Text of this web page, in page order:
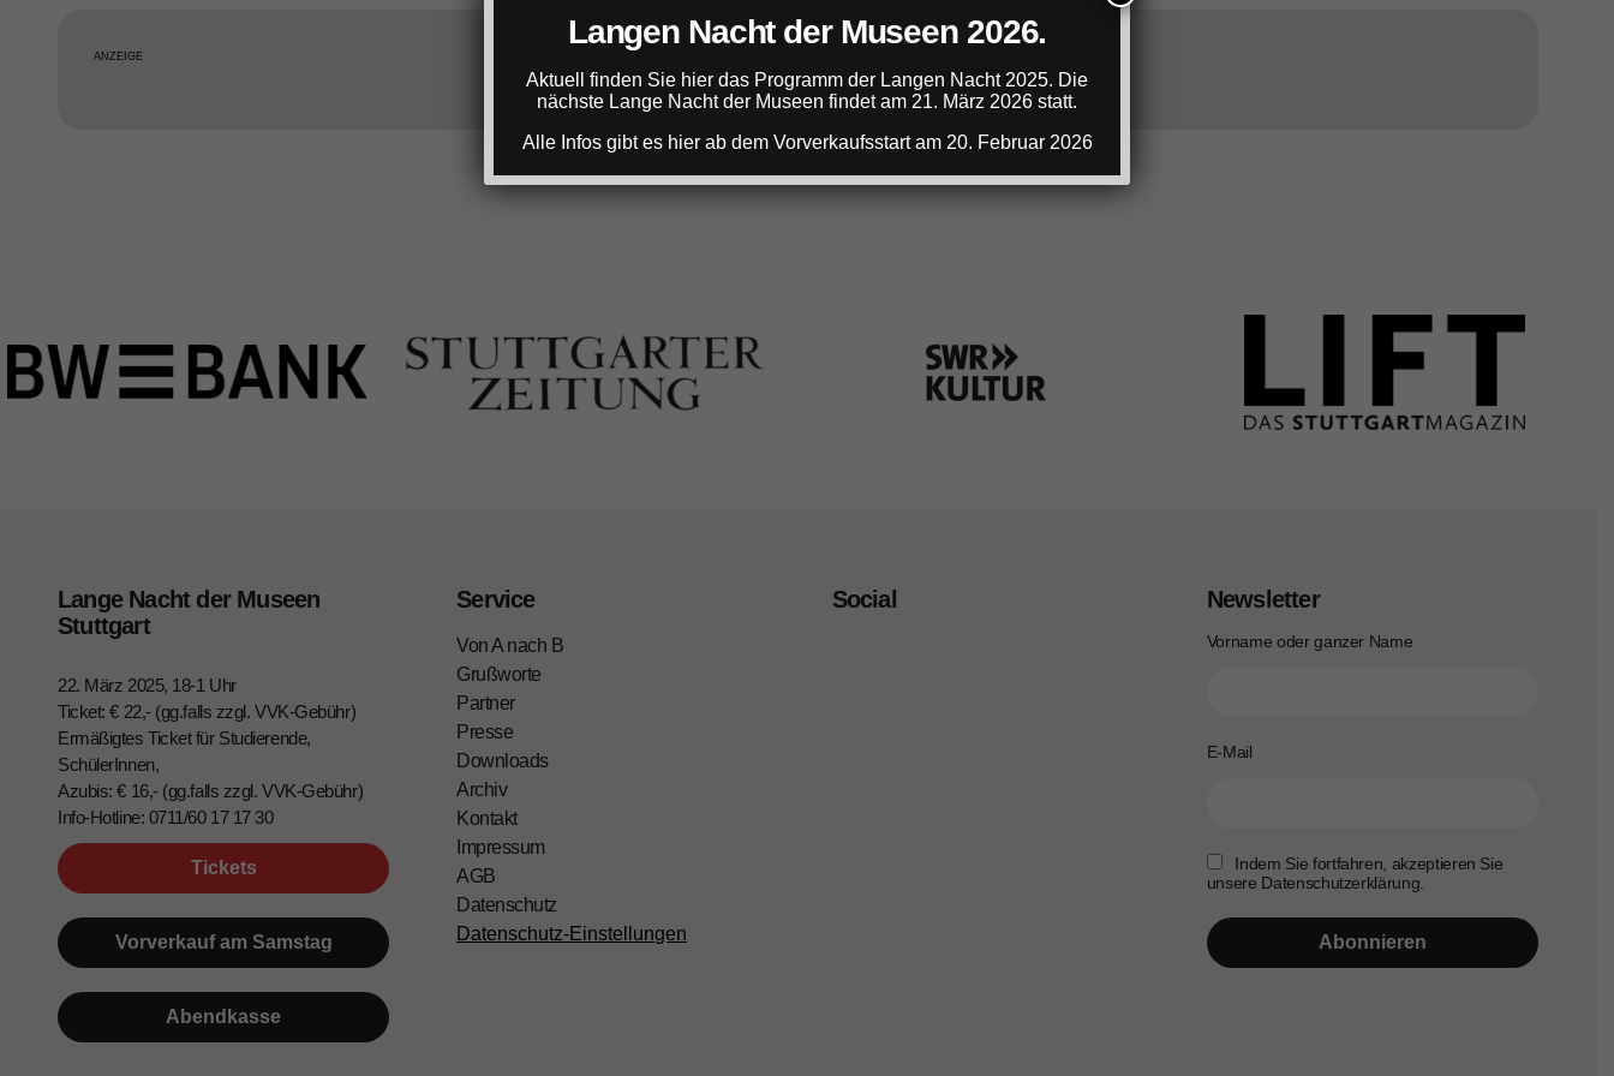
ANZEIGE
Lange Nacht der Museen
Stuttgart
22. März 2025, 18-1 Uhr
Ticket: € 22,- (gg.falls zzgl. VVK-Gebühr)
Ermäßigtes Ticket für Studierende,
SchülerInnen,
Azubis: € 16,- (gg.falls zzgl. VVK-Gebühr)
Info-Hotline: 0711/60 17 17 30
Tickets
Vorverkauf am Samstag
Abendkasse
Service
Von A nach B
Grußworte
Partner
Presse
Downloads
Archiv
Kontakt
Impressum
AGB
Datenschutz
Datenschutz-Einstellungen
Social Newsletter
Vorname oder ganzer Name
E-Mail
Indem Sie fortfahren, akzeptieren Sie
unsere Datenschutzerklärung.
Langen Nacht der Museen 2026.
Aktuell finden Sie hier das Programm der Langen Nacht 2025. Die
nächste Lange Nacht der Museen findet am 21. März 2026 statt.
Alle Infos gibt es hier ab dem Vorverkaufsstart am 20. Februar 2026